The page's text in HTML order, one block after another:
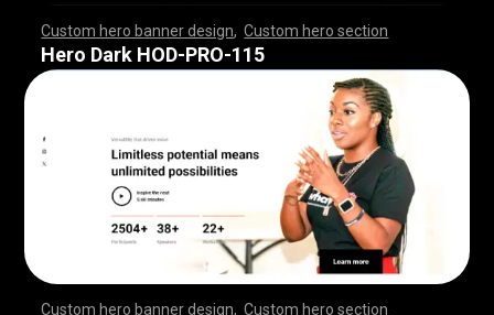
Custom hero banner design ,Custom hero section
,,,,,,,,,,,,,,,,,,,,,,,,,,,,,, ,,,,,,,,,,,,,,,,,,,,,,,
,,,,,,,,,,,,,,,,,,,,,,,,,,,,,, ,,,,,,,,,,,,,,,,,,,,,,
Hero Dark HOD-PRO-115
Custom hero banner design ,Custom hero section